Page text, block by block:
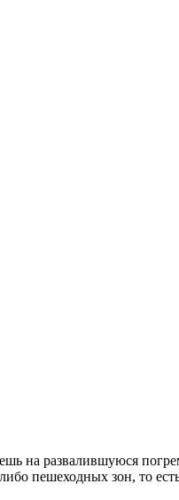
на развалившуюся
пешеходных зон, то